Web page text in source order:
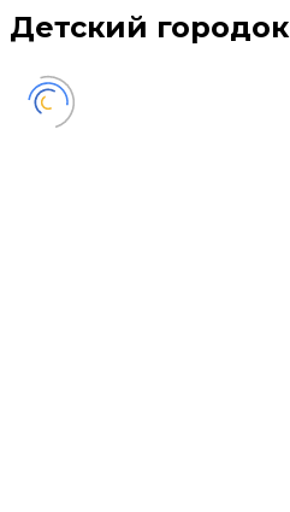
Детский городок